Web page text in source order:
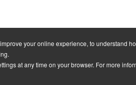
your online experience, to understand
at any time on your browser. For more